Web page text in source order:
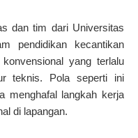
dan tim dari Universitas
pendidikan kecantikan
yang terlalu
teknis. Pola seperti ini
menghafal langkah kerja
di lapangan.